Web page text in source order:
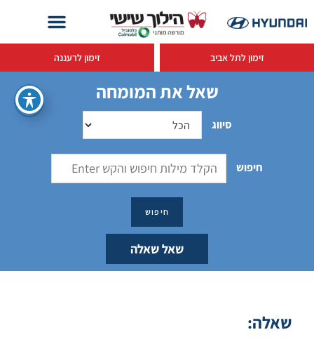
זימון לתל אביב זימון לרעננה
שאל את המומחה
סיווג
חיפוש
שאל שאלה
שאלה: